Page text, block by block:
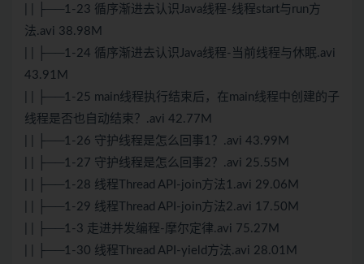
| | ├──1-23 循序渐进去认识Java线程-线程start与run方
法.avi 38.98M
| | ├──1-24 循序渐进去认识Java线程-当前线程与休眠.avi
43.91M
| | ├──1-25 main线程执行结束后，在main线程中创建的子
线程是否也自动结束？.avi 42.77M
| | ├──1-26 守护线程是怎么回事1？.avi 43.99M
| | ├──1-27 守护线程是怎么回事2？.avi 25.55M
| | ├──1-28 线程Thread API-join方法1.avi 29.06M
| | ├──1-29 线程Thread API-join方法2.avi 17.50M
| | ├──1-3 走进并发编程-摩尔定律.avi 75.27M
| | ├──1-30 线程Thread API-yield方法.avi 28.01M